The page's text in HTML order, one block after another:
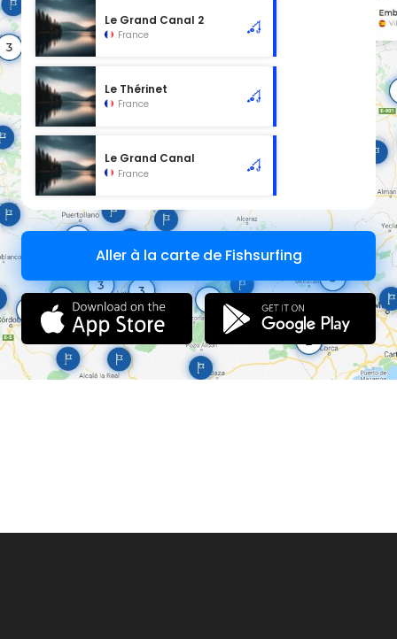
Le Grand Canal 2
France
Le Thérinet
France
Le Grand Canal
France
Aller à la carte de Fishsurfing